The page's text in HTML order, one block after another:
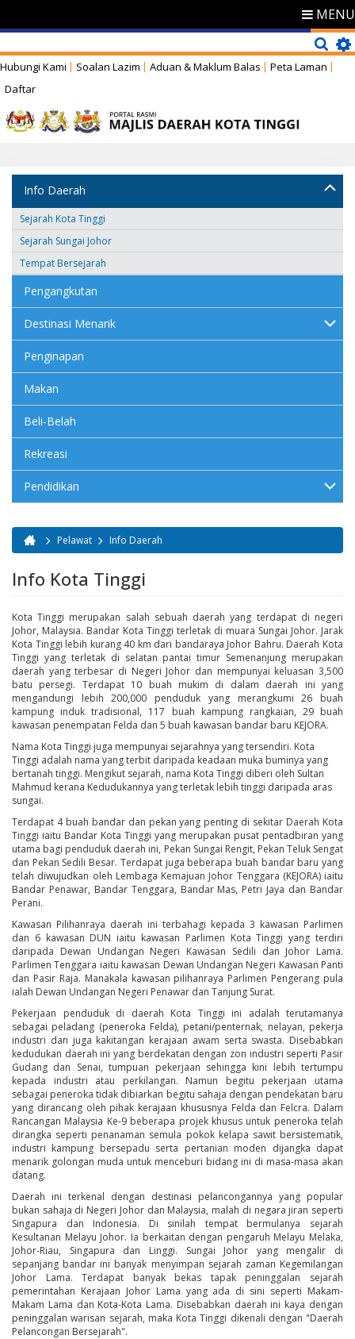
MENU
Hubungi Kami Soalan Lazim Aduan & Maklum Balas
Peta Laman
Daftar
Info Daerah
Sejarah Kota Tinggi
Sejarah Sungai Johor
Tempat Bersejarah
Pengangkutan
Destinasi Menarik
Penginapan
Makan
Beli-Belah
Rekreasi
Pendidikan
Anda di sini
Pelawat Info Daerah
Info Kota Tinggi
Kota Tinggi merupakan salah sebuah daerah yang terdapat di negeri
Johor, Malaysia. Bandar Kota Tinggi terletak di muara Sungai Johor. Jarak
Kota Tinggi lebih kurang 40 km dari bandaraya Johor Bahru. Daerah Kota
Tinggi yang terletak di selatan pantai timur Semenanjung merupakan
daerah yang terbesar di Negeri Johor dan mempunyai keluasan 3,500
batu persegi. Terdapat 10 buah mukim di dalam daerah ini yang
mengandungi lebih 200,000 penduduk yang merangkumi 26 buah
kampung induk tradisional, 117 buah kampung rangkaian, 29 buah
kawasan penempatan Felda dan 5 buah kawasan bandar baru KEJORA.
Nama Kota Tinggi juga mempunyai sejarahnya yang tersendiri. Kota
Tinggi adalah nama yang terbit daripada keadaan muka buminya yang
bertanah tinggi. Mengikut sejarah, nama Kota Tinggi diberi oleh Sultan
Mahmud kerana Kedudukannya yang terletak lebih tinggi daripada aras
sungai.
Terdapat 4 buah bandar dan pekan yang penting di sekitar Daerah Kota
Tinggi iaitu Bandar Kota Tinggi yang merupakan pusat pentadbiran yang
utama bagi penduduk daerah ini, Pekan Sungai Rengit, Pekan Teluk Sengat
dan Pekan Sedili Besar. Terdapat juga beberapa buah bandar baru yang
telah diwujudkan oleh Lembaga Kemajuan Johor Tenggara (KEJORA) iaitu
Bandar Penawar, Bandar Tenggara, Bandar Mas, Petri Jaya dan Bandar
Perani.
Kawasan Pilihanraya daerah ini terbahagi kepada 3 kawasan Parlimen
dan 6 kawasan DUN iaitu kawasan Parlimen Kota Tinggi yang terdiri
daripada Dewan Undangan Negeri Kawasan Sedili dan Johor Lama.
Parlimen Tenggara iaitu kawasan Dewan Undangan Negeri Kawasan Panti
dan Pasir Raja. Manakala kawasan pilihanraya Parlimen Pengerang pula
ialah Dewan Undangan Negeri Penawar dan Tanjung Surat.
Pekerjaan penduduk di daerah Kota Tinggi ini adalah terutamanya
sebagai peladang (peneroka Felda), petani/penternak, nelayan, pekerja
industri dan juga kakitangan kerajaan awam serta swasta. Disebabkan
kedudukan daerah ini yang berdekatan dengan zon industri seperti Pasir
Gudang dan Senai, tumpuan pekerjaan sehingga kini lebih tertumpu
kepada industri atau perkilangan. Namun begitu pekerjaan utama
sebagai peneroka tidak dibiarkan begitu sahaja dengan pendekatan baru
yang dirancang oleh pihak kerajaan khususnya Felda dan Felcra. Dalam
Rancangan Malaysia Ke-9 beberapa projek khusus untuk peneroka telah
dirangka seperti penanaman semula pokok kelapa sawit bersistematik,
industri kampung bersepadu serta pertanian moden dijangka dapat
menarik golongan muda untuk menceburi bidang ini di masa-masa akan
datang.
Daerah ini terkenal dengan destinasi pelancongannya yang popular
bukan sahaja di Negeri Johor dan Malaysia, malah di negara jiran seperti
Singapura dan Indonesia. Di sinilah tempat bermulanya sejarah
Kesultanan Melayu Johor. Ia berkaitan dengan pengaruh Melayu Melaka,
Johor-Riau, Singapura dan Linggi. Sungai Johor yang mengalir di
sepanjang bandar ini banyak menyimpan sejarah zaman Kegemilangan
Johor Lama. Terdapat banyak bekas tapak peninggalan sejarah
pemerintahan Kerajaan Johor Lama yang ada di sini seperti Makam-
Makam Lama dan Kota-Kota Lama. Disebabkan daerah ini kaya dengan
peninggalan warisan sejarah, maka Kota Tinggi dikenali dengan "Daerah
Pelancongan Bersejarah".